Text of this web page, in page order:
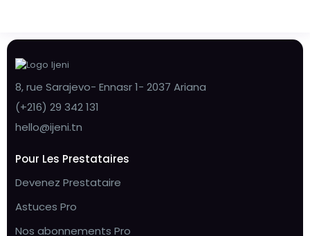
8, rue Sarajevo- Ennasr 1- 2037 Ariana
(+216) 29 342 131
hello@ijeni.tn
Pour Les Prestataires
Devenez Prestataire
Astuces Pro
Nos abonnements Pro